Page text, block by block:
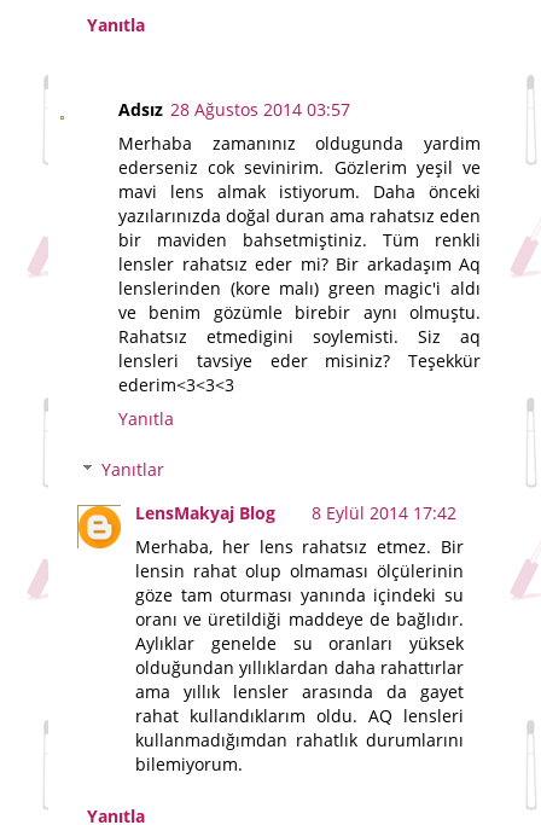
Yanıtla
Adsız 28 Ağustos 2014 03:57
Merhaba zamanınız oldugunda yardim
ederseniz cok sevinirim. Gözlerim yeşil ve
mavi lens almak istiyorum. Daha önceki
yazılarınızda doğal duran ama rahatsız eden
bir maviden bahsetmiştiniz. Tüm renkli
lensler rahatsız eder mi? Bir arkadaşım Aq
lenslerinden (kore malı) green magic'i aldı
ve benim gözümle birebir aynı olmuştu.
Rahatsız etmedigini soylemisti. Siz aq
lensleri tavsiye eder misiniz? Teşekkür
ederim<3<3<3
Yanıtla
Yanıtlar
LensMakyaj Blog
8 Eylül 2014 17:42
Merhaba, her lens rahatsız etmez. Bir
lensin rahat olup olmaması ölçülerinin
göze tam oturması yanında içindeki su
oranı ve üretildiği maddeye de bağlıdır.
Aylıklar genelde su oranları yüksek
olduğundan yıllıklardan daha rahattırlar
ama yıllık lensler arasında da gayet
rahat kullandıklarım oldu. AQ lensleri
kullanmadığımdan rahatlık durumlarını
bilemiyorum.
Yanıtla